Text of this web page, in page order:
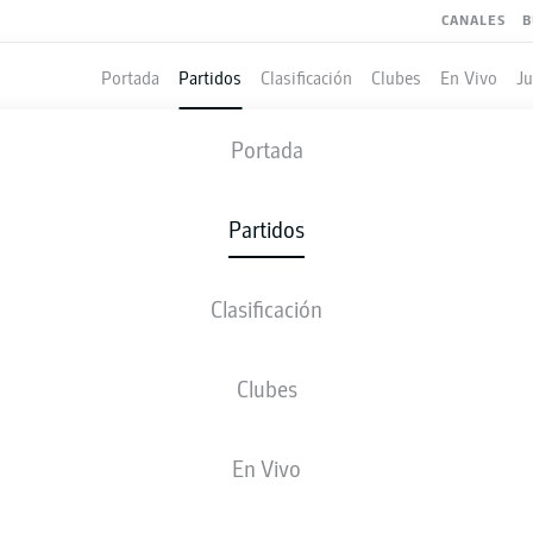
CANALES
Portada Partidos Clasificación Clubes En Vivo
Portada
Partidos
Clasificación
Clubes
En Vivo
COLOGNE - AUGSBURG
0 1
ALINEACIONES ESTADÍSTICAS
RheinEnergieSTADION